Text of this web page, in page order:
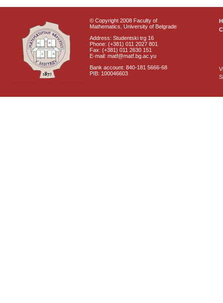
© Copyright 2008 Faculty of
Mathematics, University of Belgrade
Address: Studentski trg 16
Phone: (+381) 011 2027 801
Fax: (+381) 011 2630 151
E-mail: matf@matf.bg.ac.yu
Bank account: 840-181 5666-68
PIB: 100046603